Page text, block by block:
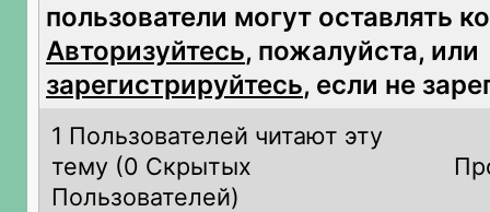
пользователи могут оставлять
Авторизуйтесь, пожалуйста, или
зарегистрируйтесь, если не
1 Пользователей читают эту
тему (0 Скрытых
Пользователей)